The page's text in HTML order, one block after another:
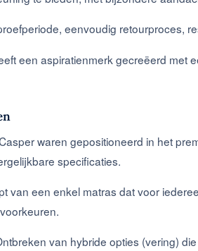
eenvoudig retourproces,
een aspiratienmerk gecreëerd met
waren gepositioneerd in het
specificaties.
van een enkel matras dat voor
van hybride opties (vering)